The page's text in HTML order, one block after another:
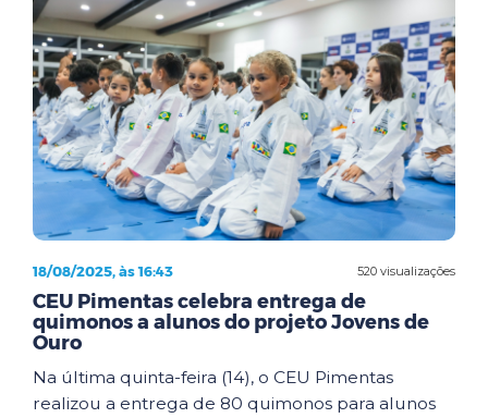
520 visualizações
18/08/2025, às 16:43
CEU Pimentas celebra entrega de
quimonos a alunos do projeto Jovens de
Ouro
Na última quinta-feira (14), o CEU Pimentas
realizou a entrega de 80 quimonos para alunos